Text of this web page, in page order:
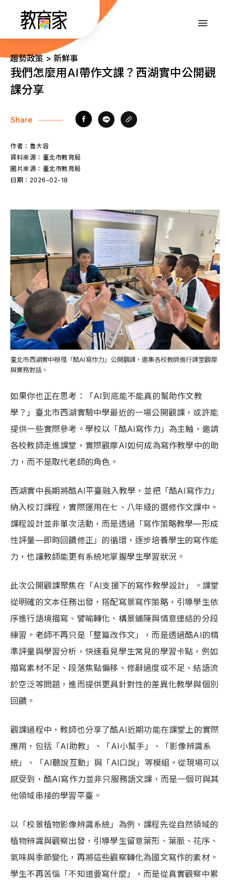
內
::: 趨勢政策 > 新鮮事
我們怎麼用AI帶作文課？西湖實中公開觀
課分享
Share
作者： 魯大容
資料來源： 臺北市教育局
圖片來源： 臺北市教育局
日期： 2026-02-18
臺北市西湖實中辦理「酷AI寫作力」公開觀課，邀集各校教師進行課堂觀摩
與實務對話。
如果你也正在思考：「AI到底能不能真的幫助作文教
學？」臺北市西湖實驗中學最近的一場公開觀課，或許能
提供一些實際參考。學校以「酷AI寫作力」為主軸，邀請
各校教師走進課堂，實際觀摩AI如何成為寫作教學中的助
力，而不是取代老師的角色。
西湖實中長期將酷AI平臺融入教學，並把「酷AI寫作力」
納入校訂課程，實際運用在七、八年級的選修作文課中。
課程設計並非單次活動，而是透過「寫作策略教學—形成
性評量—即時回饋修正」的循環，逐步培養學生的寫作能
力，也讓教師能更有系統地掌握學生學習狀況。
此次公開觀課聚焦在「AI支援下的寫作教學設計」。課堂
從明確的文本任務出發，搭配寫景寫作策略，引導學生依
序進行語境描寫、譬喻轉化、構景鋪陳與情意連結的分段
練習。老師不再只是「整篇改作文」，而是透過酷AI的精
準評量與學習分析，快速看見學生常見的學習卡點，例如
描寫素材不足、段落焦點偏移、修辭過度或不足、結語流
於空泛等問題，進而提供更具針對性的差異化教學與個別
回饋。
觀課過程中，教師也分享了酷AI近期功能在課堂上的實際
應用，包括「AI助教」、「AI小幫手」、「影像辨識系
統」、「AI聽說互動」與「AI口說」等模組。從現場可以
感受到，酷AI寫作力並非只服務語文課，而是一個可與其
他領域串接的學習平臺。
以「校景植物影像辨識系統」為例，課程先從自然領域的
植物辨識與觀察出發，引導學生留意葉形、葉脈、花序、
氣味與季節變化，再將這些觀察轉化為國文寫作的素材。
學生不再苦惱「不知道要寫什麼」，而是從真實觀察中累